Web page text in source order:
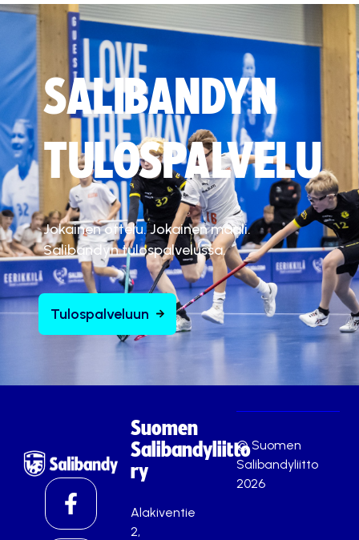
SALIBANDYN
TULOSPALVELU
Jokainen ottelu. Jokainen maali.
Salibandyn tulospalvelussa.
Tulospalveluun
Suomen
Salibandyliitto
ry
Alakiventie
2,
© Suomen
Salibandyliitto
2026